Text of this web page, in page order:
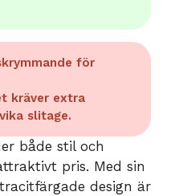
för
kräver extra
slitage.
både stil och
pris. Med sin
design är